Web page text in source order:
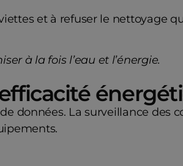
et à refuser le nettoyage
à la fois l’eau et l’énergie.
données. La surveillance des